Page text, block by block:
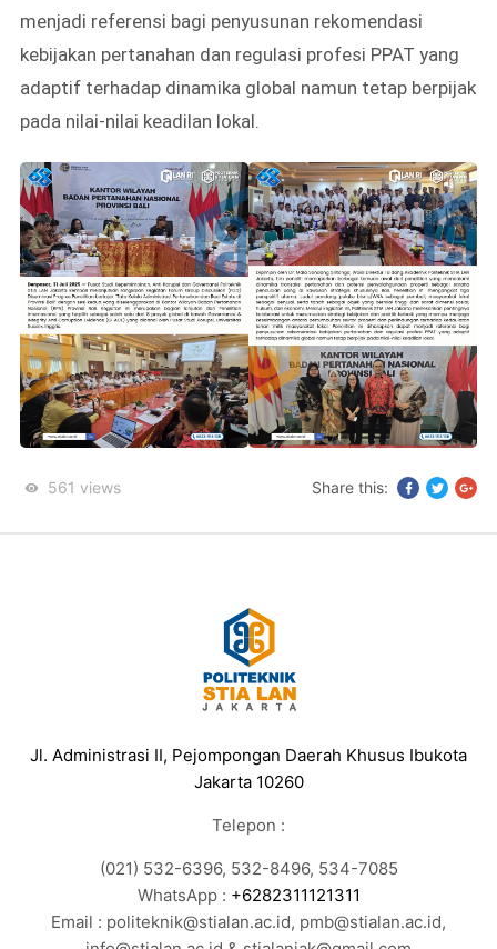
menjadi referensi bagi penyusunan rekomendasi
kebijakan pertanahan dan regulasi profesi PPAT yang
adaptif terhadap dinamika global namun tetap berpijak
pada nilai-nilai keadilan lokal.
561 views Share this:
Jl. Administrasi II, Pejompongan Daerah Khusus Ibukota
Jakarta 10260
Telepon :
(021) 532-6396, 532-8496, 534-7085
WhatsApp : +6282311121311
Email : politeknik@stialan.ac.id, pmb@stialan.ac.id,